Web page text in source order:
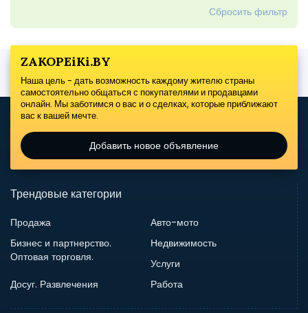
Сбросить фильтр
ZAKOPEiKi.BY
Наша цель - дать возможность каждому жителю страны
самостоятельно общаться с покупателями и продавцами
онлайн. Мы заботимся о вас и о сделках, которые приближают
вас к вашей мечте.
Добавить новое объявление
Трендовые категории
Продажа
Авто-мото
Бизнес и партнерство.
Оптовая торговля.
Недвижимость
Услуги
Досуг. Развлечения
Работа